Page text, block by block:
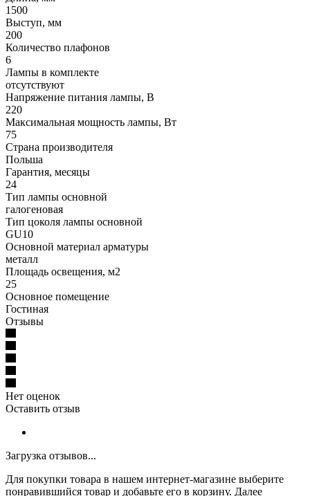
1500
Выступ, мм
200
Количество плафонов
6
Лампы в комплекте
отсутствуют
Напряжение питания лампы, В
220
Максимальная мощность лампы, Вт
75
Страна производителя
Польша
Гарантия, месяцы
24
Тип лампы основной
галогеновая
Тип цоколя лампы основной
GU10
Основной материал арматуры
металл
Площадь освещения, м2
25
Основное помещение
Гостиная
Отзывы
Нет оценок
Оставить отзыв
Загрузка отзывов...
Для покупки товара в нашем интернет-магазине выберите
понравившийся товар и добавьте его в корзину. Далее